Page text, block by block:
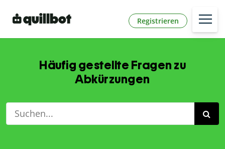
Registrieren
Häufig gestellte Fragen zu
Abkürzungen